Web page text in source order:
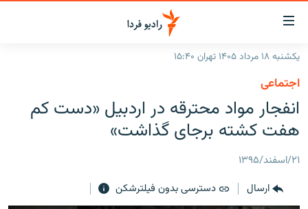
لینک‌های
قابلیت
دسترسی
بازگشت
اصلی
رفتن
به
صفحه
جستجو
جهان
برنامه‌های رادیویی
چندرسانه‌ای
یکشنبه ۱۸ مرداد ۱۴۰۵ تهران ۱۵:۴۰
اجتماعی
انفجار مواد محترقه در اردبیل «دست کم
هفت کشته برجای گذاشت»
۲۱/اسفند/۱۳۹۵
ارسال
دسترسی بدون فیلترشکن